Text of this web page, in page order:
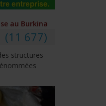
au Burkina
(11 677)
structures